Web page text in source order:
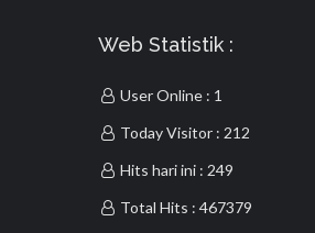
Web Statistik :
User Online : 1
Today Visitor : 212
Hits hari ini : 249
Total Hits : 467379